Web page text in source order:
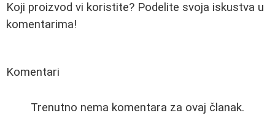
Koji proizvod vi koristite? Podelite svoja iskustva u
komentarima!
Komentari
Trenutno nema komentara za ovaj članak.